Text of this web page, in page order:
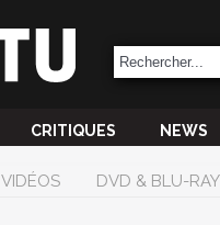
CRITIQUES NEWS
VIDÉOS DVD & BLU-RAY